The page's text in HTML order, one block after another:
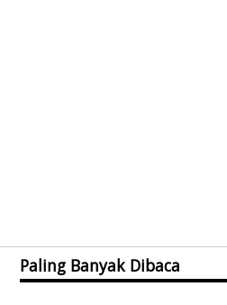
Paling Banyak Dibaca